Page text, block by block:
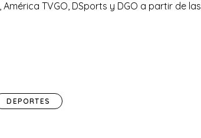
TVGO, DSports y DGO a partir de las
DEPORTES